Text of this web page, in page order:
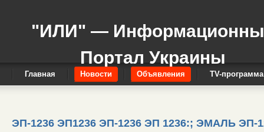
"ИЛИ" —
Портал Украины
Главная Новости Объявления TV-программа
ЭП-1236 ЭП1236 ЭП-1236 ЭП 1236:; ЭМАЛЬ